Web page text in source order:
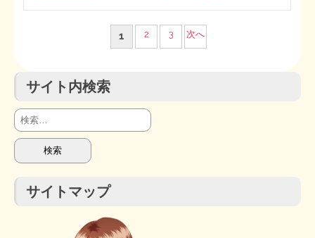
の
ペ
送
1 2 3 次へ
サイト内検索
検
索:
サイトマップ